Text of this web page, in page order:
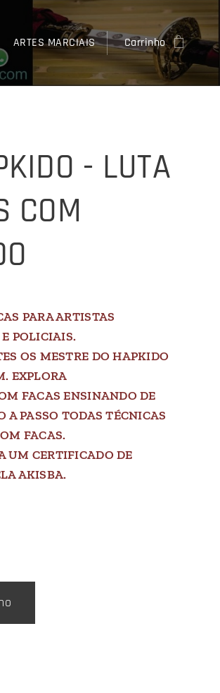
ARTES MARCIAIS Carrinho
- LUTA
COM
PARA ARTISTAS
POLICIAIS.
OS MESTRE DO HAPKIDO
EXPLORA
FACAS ENSINANDO DE
A PASSO TODAS TÉCNICAS
FACAS.
UM CERTIFICADO DE
AKISBA.